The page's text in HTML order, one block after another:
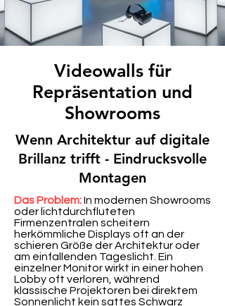
Videowalls für
Repräsentation und
Showrooms
Wenn Architektur auf digitale
Brillanz trifft - Eindrucksvolle
Montagen
Das Problem:In modernen Showrooms
oder lichtdurchfluteten
Firmenzentralen scheitern
herkömmliche Displays oft an der
schieren Größe der Architektur oder
am einfallenden Tageslicht. Ein
einzelner Monitor wirkt in einer hohen
Lobby oft verloren, während
klassische Projektoren bei direktem
Sonnenlicht kein sattes Schwarz